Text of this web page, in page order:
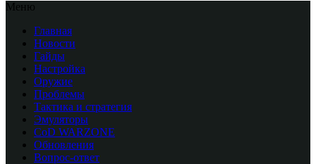
Меню
Главная
Новости
Гайды
Настройка
Оружие
Проблемы
Тактика и стратегия
Эмуляторы
CоD WARZONE
Обновления
Вопрос-ответ